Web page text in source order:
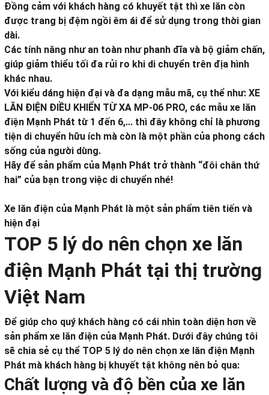
Đồng cảm với khách hàng có khuyết tật thì xe lăn còn
được trang bị đệm ngồi êm ái để sử dụng trong thời gian
dài.
Các tính năng như an toàn như phanh đĩa và bộ giảm chấn,
giúp giảm thiểu tối đa rủi ro khi di chuyển trên địa hình
khác nhau.
Với kiểu dáng hiện đại và đa dạng mẫu mã, cụ thể như: XE
LĂN ĐIỆN ĐIỀU KHIỂN TỪ XA MP-06 PRO, các mẫu xe lăn
điện Mạnh Phát từ 1 đến 6,... thì đây không chỉ là phương
tiện di chuyển hữu ích mà còn là một phần của phong cách
sống của người dùng.
Hãy để sản phẩm của Mạnh Phát trở thành “đôi chân thứ
hai” của bạn trong việc di chuyển nhé!
Xe lăn điện của Mạnh Phát là một sản phẩm tiên tiến và
hiện đại
TOP 5 lý do nên chọn xe lăn
điện Mạnh Phát tại thị trường
Việt Nam
Để giúp cho quý khách hàng có cái nhìn toàn diện hơn về
sản phẩm xe lăn điện của Mạnh Phát. Dưới đây chúng tôi
sẽ chia sẻ cụ thể TOP 5 lý do nên chọn xe lăn điện Mạnh
Phát mà khách hàng bị khuyết tật không nên bỏ qua:
Chất lượng và độ bền của xe lăn